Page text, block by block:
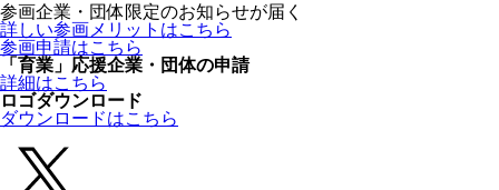
参画企業・団体限定のお知らせが届く
詳しい参画メリットはこちら
参画申請はこちら
「育業」応援企業・団体の申請
詳細はこちら
ロゴダウンロード
ダウンロードはこちら